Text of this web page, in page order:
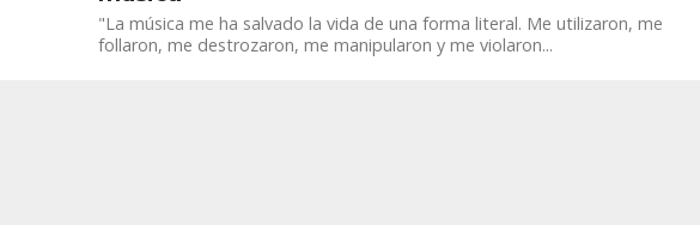
"La música me ha salvado la vida de una forma literal. Me utilizaron, me
follaron, me destrozaron, me manipularon y me violaron...